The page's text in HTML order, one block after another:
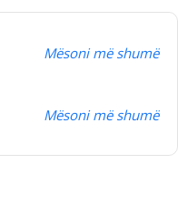
Mësoni më shumë
Mësoni më shumë